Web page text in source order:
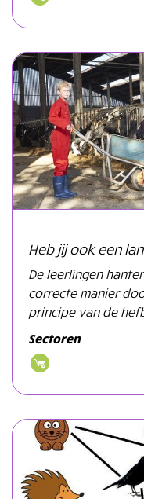
Heb jij ook een
De leerlingen
correcte manier
principe van de
Sectoren